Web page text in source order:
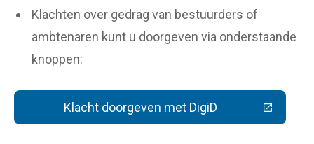
Klachten over gedrag van bestuurders of
ambtenaren kunt u doorgeven via onderstaande
knoppen:
Klacht doorgeven met DigiD
(Deze link gaat naar een